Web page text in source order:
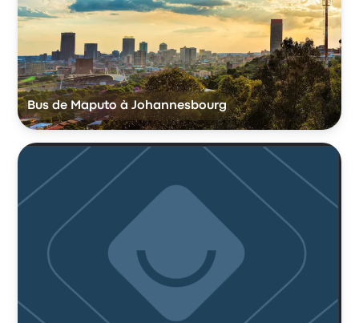
Bus de Maputo à Johannesbourg